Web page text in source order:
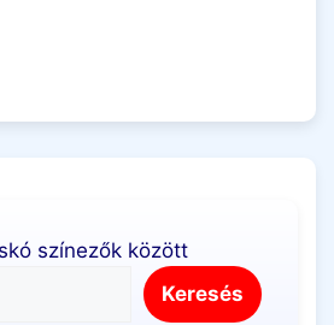
színezők között
Keresés